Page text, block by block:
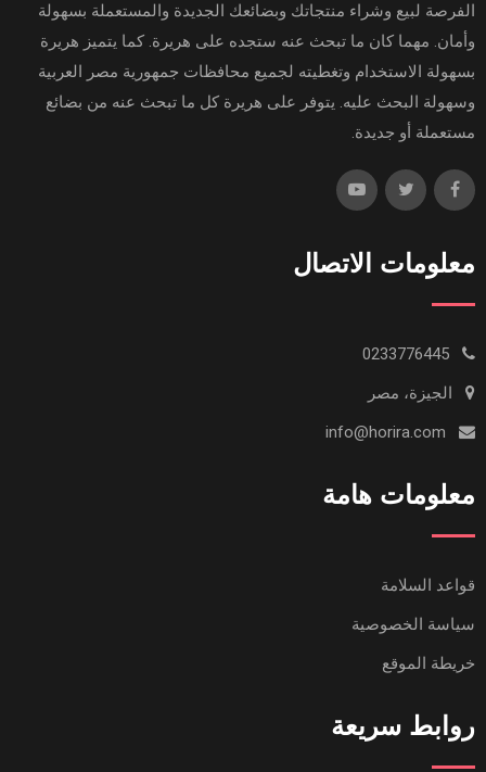
الفرصة لبيع وشراء منتجاتك وبضائعك الجديدة والمستعملة بسهولة
وأمان. مهما كان ما تبحث عنه ستجده على هريرة. كما يتميز هريرة
بسهولة الاستخدام وتغطيته لجميع محافظات جمهورية مصر العربية
وسهولة البحث عليه. يتوفر على هريرة كل ما تبحث عنه من بضائع
مستعملة أو جديدة.
معلومات الاتصال
الجيزة، مصر
معلومات هامة
قواعد السلامة
سياسة الخصوصية
خريطة الموقع
روابط سريعة